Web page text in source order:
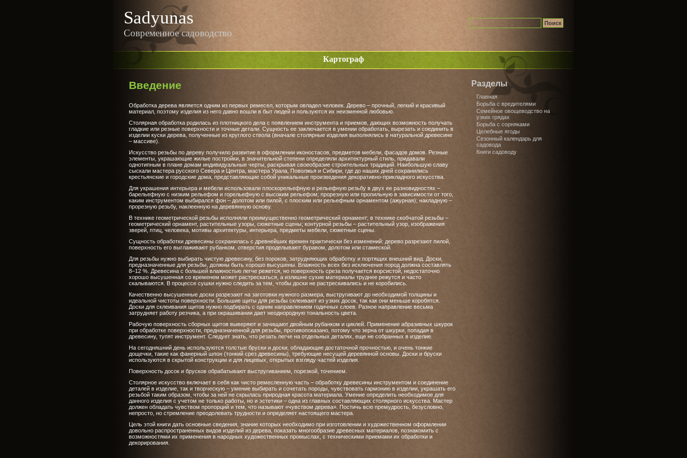
Sadyunas
Современное садоводство
Картограф
Разделы
Главная
Борьба с вредителями
Семейное овощеводство на
узких грядах
Борьба с сорняками
Целебные ягоды
Сезонный календарь для
садовода
Книги садоводу
Введение
Обработка дерева является одним из первых ремесел, которым овладел человек. Дерево – прочный, легкий и красивый
материал, поэтому изделия из него давно вошли в быт людей и пользуются их неизменной любовью.
Столярная обработка родилась из плотницкого дела с появлением инструмента и приемов, дающих возможность получать
гладкие или резные поверхности и точные детали. Сущность ее заключается в умении обработать, вырезать и соединить в
изделии куски дерева, полученные из круглого ствола (вначале столярные изделия выполнялись в натуральной древесине
– массиве).
Искусство резьбы по дереву получило развитие в оформлении иконостасов, предметов мебели, фасадов домов. Резные
элементы, украшающие жилые постройки, в значительной степени определяли архитектурный стиль, придавали
однотипным в плане домам индивидуальные черты, раскрывая своеобразие строительных традиций. Наибольшую славу
сыскали мастера русского Севера и Центра, мастера Урала, Поволжья и Сибири, где до наших дней сохранились
крестьянские и городские дома, представляющие собой уникальные произведения декоративно-прикладного искусства.
Для украшения интерьера и мебели использовали плоскорельефную и рельефную резьбу в двух ее разновидностях –
барельефную с низким рельефом и горельефную с высоким рельефом; прорезную или пропильную в зависимости от того,
каким инструментом выбирался фон – долотом или пилой, с плоским или рельефным орнаментом (ажурная); накладную –
прорезную резьбу, наклеенную на деревянную основу.
В технике геометрической резьбы исполняли преимущественно геометрический орнамент; в технике скобчатой резьбы –
геометрический орнамент, растительные узоры, сюжетные сцены; контурной резьбы – растительный узор, изображения
зверей, птиц, человека, мотивы архитектуры, интерьера, предметы мебели, сюжетные сцены.
Сущность обработки древесины сохранилась с древнейших времен практически без изменений: дерево разрезают пилой,
поверхность его выглаживают рубанком, отверстия проделывают буравом, долотом или стамеской.
Для резьбы нужно выбирать чистую древесину, без пороков, затрудняющих обработку и портящих внешний вид. Доски,
предназначенные для резьбы, должны быть хорошо высушены. Влажность всех без исключения пород должна составлять
8–12 %. Древесина с большей влажностью легче режется, но поверхность среза получается ворсистой, недостаточно
хорошо высушенная со временем может растрескаться, а излишне сухие материалы труднее режутся и часто
скалываются. В процессе сушки нужно следить за тем, чтобы доски не растрескивались и не коробились.
Качественно высушенные доски разрезают на заготовки нужного размера, выстругивают до необходимой толщины и
идеальной чистоты поверхности. Большие щиты для резьбы склеивают из узких досок, так как они меньше коробятся.
Доски для склеивания щитов нужно подбирать с одним направлением годичных слоев. Разное направление весьма
затрудняет работу резчика, а при окрашивании дает неоднородную тональность цвета.
Рабочую поверхность сборных щитов выверяют и зачищают двойным рубанком и циклей. Применение абразивных шкурок
при обработке поверхности, предназначенной для резьбы, противопоказано, потому что зерна от шкурки, попадая в
древесину, тупят инструмент. Следует знать, что резать легче на отдельных деталях, еще не собранных в изделие.
На сегодняшний день используются толстые бруски и доски, обладающие достаточной прочностью, и очень тонкие
дощечки, такие как фанерный шпон (тонкий срез древесины), требующие несущей деревянной основы. Доски и бруски
используются в скрытой конструкции и для лицевых, открытых взгляду частей изделия.
Поверхность досок и брусков обрабатывают выстругиванием, порезкой, точением.
Столярное искусство включает в себя как чисто ремесленную часть – обработку древесины инструментом и соединение
деталей в изделие, так и творческую – умение выбирать и сочетать породы, чувствовать гармонию в изделии, украшать его
резьбой таким образом, чтобы за ней не скрылась природная красота материала. Умение определить необходимое для
данного изделия с учетом не только работы, но и эстетики – одна из главных составляющих столярного искусства. Мастер
должен обладать чувством пропорций и тем, что называют «чувством дерева». Постичь всю премудрость, безусловно,
непросто, но стремление преодолевать трудности и определяет настоящего мастера.
Цель этой книги дать основные сведения, знание которых необходимо при изготовлении и художественном оформлении
довольно распространенных видов изделий из дерева, показать многообразие древесных материалов, познакомить с
возможностями их применения в народных художественных промыслах, с техническими приемами их обработки и
декорирования.